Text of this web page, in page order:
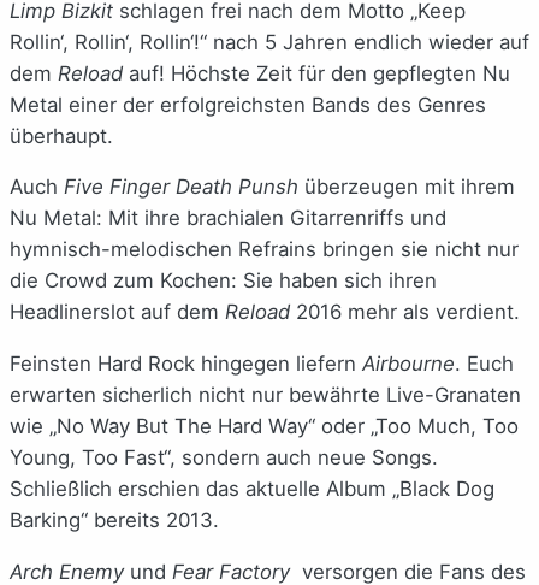
Limp Bizkit schlagen frei nach dem Motto „Keep
Rollin‘, Rollin‘, Rollin‘!“ nach 5 Jahren endlich wieder auf
dem Reload auf! Höchste Zeit für den gepflegten Nu
Metal einer der erfolgreichsten Bands des Genres
überhaupt.
Auch Five Finger Death Punsh überzeugen mit ihrem
Nu Metal: Mit ihre brachialen Gitarrenriffs und
hymnisch-melodischen Refrains bringen sie nicht nur
die Crowd zum Kochen: Sie haben sich ihren
Headlinerslot auf dem Reload 2016 mehr als verdient.
Feinsten Hard Rock hingegen liefern Airbourne. Euch
erwarten sicherlich nicht nur bewährte Live-Granaten
wie „No Way But The Hard Way“ oder „Too Much, Too
Young, Too Fast“, sondern auch neue Songs.
Schließlich erschien das aktuelle Album „Black Dog
Barking“ bereits 2013.
Arch Enemyund Fear Factoryversorgen die Fans des